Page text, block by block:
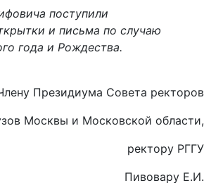
поступили
и письма по случаю
года и Рождества.
Президиума Совета ректоров
Москвы и Московской области,
ректору РГГУ
Пивовару Е.И.